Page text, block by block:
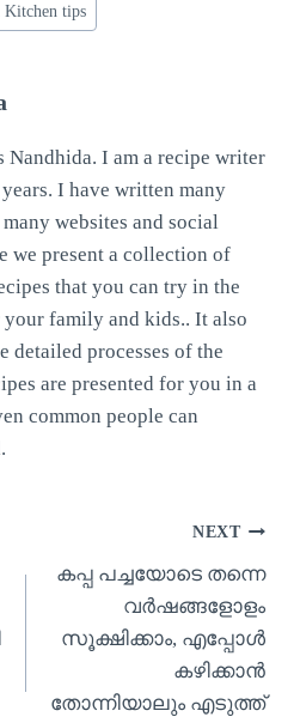
Kitchen tips
Nandhida. I am a recipe writer
I have written many
websites and social
we present a collection of
that you can try in the
family and kids.. It also
detailed processes of the
are presented for you in a
common people can
NEXT
കപ്പ പച്ചയോടെ തന്നെ
വർഷങ്ങളോളം
സൂക്ഷിക്കാം, എപ്പോൾ
കഴിക്കാൻ
തോന്നിയാലും എടുത്ത്